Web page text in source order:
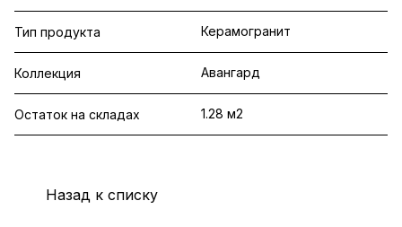
Тип продукта Керамогранит
Коллекция Авангард
Остаток на складах 1.28 м2
Назад к списку